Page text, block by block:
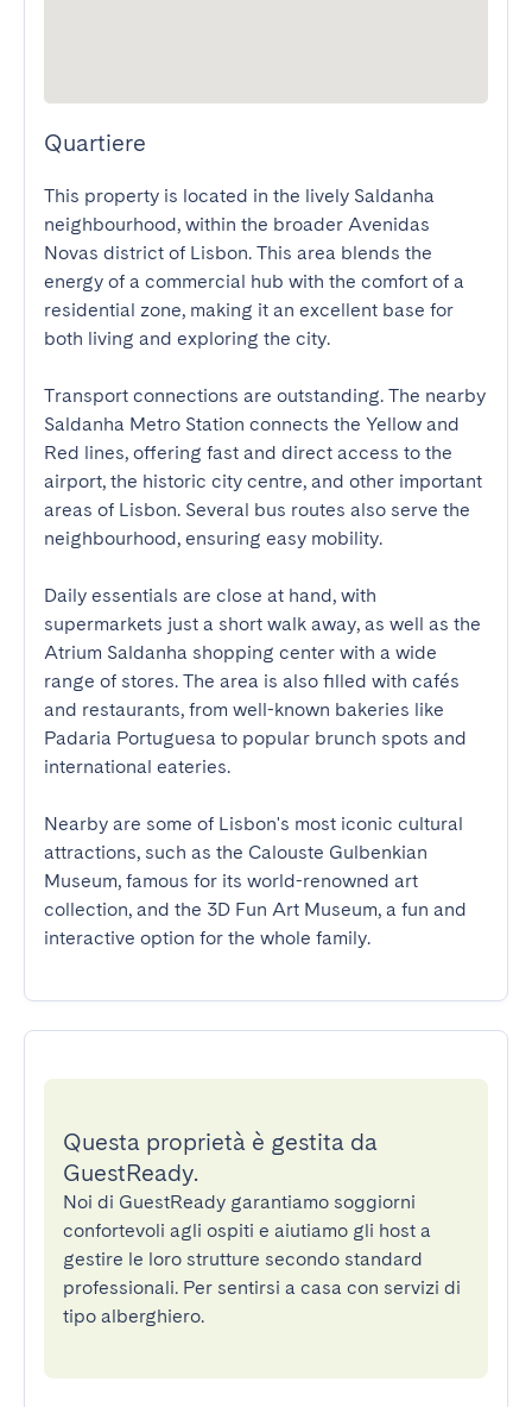
Quartiere
This property is located in the lively Saldanha
neighbourhood, within the broader Avenidas
Novas district of Lisbon. This area blends the
energy of a commercial hub with the comfort of a
residential zone, making it an excellent base for
both living and exploring the city.
Transport connections are outstanding. The nearby
Saldanha Metro Station connects the Yellow and
Red lines, offering fast and direct access to the
airport, the historic city centre, and other important
areas of Lisbon. Several bus routes also serve the
neighbourhood, ensuring easy mobility.
Daily essentials are close at hand, with
supermarkets just a short walk away, as well as the
Atrium Saldanha shopping center with a wide
range of stores. The area is also filled with cafés
and restaurants, from well-known bakeries like
Padaria Portuguesa to popular brunch spots and
international eateries.
Nearby are some of Lisbon's most iconic cultural
attractions, such as the Calouste Gulbenkian
Museum, famous for its world-renowned art
collection, and the 3D Fun Art Museum, a fun and
interactive option for the whole family.
Questa proprietà è gestita da
GuestReady.
Noi di GuestReady garantiamo soggiorni
confortevoli agli ospiti e aiutiamo gli host a
gestire le loro strutture secondo standard
professionali. Per sentirsi a casa con servizi di
tipo alberghiero.